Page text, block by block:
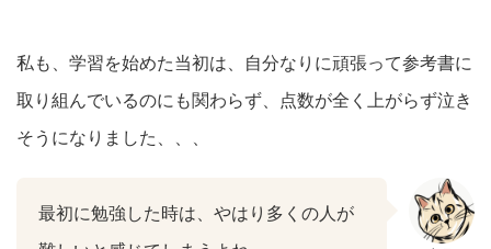
私も、学習を始めた当初は、自分なりに頑張って参考書に
取り組んでいるのにも関わらず、点数が全く上がらず泣き
そうになりました、、、
最初に勉強した時は、やはり多くの人が